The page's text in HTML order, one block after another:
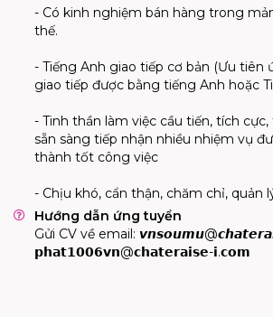
- Có kinh nghiệm bán hàng trong
thế.
- Tiếng Anh giao tiếp cơ bản (Ưu tiên
giao tiếp được bằng tiếng Anh hoặc
- Tinh thần làm việc cầu tiến, tích
sẵn sàng tiếp nhận nhiều nhiệm vụ
thành tốt công việc
- Chịu khó, cẩn thận, chăm chỉ, quản
Hướng dẫn ứng tuyển
Gửi CV về email:
𝗽𝗵𝗮𝘁𝟭𝟬𝟬𝟲𝘃𝗻@𝗰𝗵𝗮𝘁𝗲𝗿𝗮𝗶𝘀𝗲-𝗶.𝗰𝗼𝗺